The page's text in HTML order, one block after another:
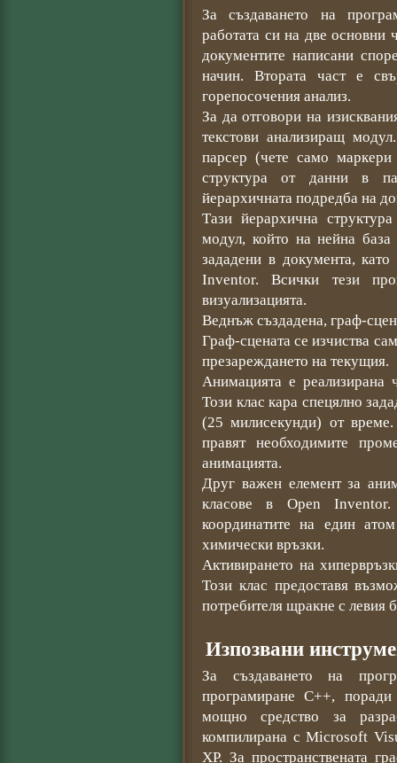
За създаването на
работата си на две основни
документите написани
начин. Втората част е
горепосочения анализ.
За да отговори на
текстови анализиращ
парсер (чете само маркери
структура от данни в
йерархичната подредба на
Тази йерархична
модул, който на нейна база
зададени в документа,
Inventor. Всички тези
визуализацията.
Веднъж създадена, граф-
Граф-сцената се изчиства
презареждането на текущия.
Анимацията е реализирана
Този клас кара спецялно
(25 милисекунди) от
правят необходимите
анимацията.
Друг важен елемент за
класове в Open
координатите на един
химически връзки.
Активирането на
Този клас предоставя
потребителя щракне с левия
Изпозвани
За създаването на
програмиране C++,
мощно средство за
компилирана с Microsoft
XP. За пространствената